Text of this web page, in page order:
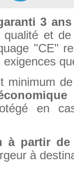
3 ans
et
"CE"
minimum
en
à partir de
à